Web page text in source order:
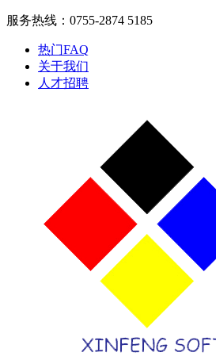
服务热线：0755-2874 5185
热门FAQ
关于我们
人才招聘